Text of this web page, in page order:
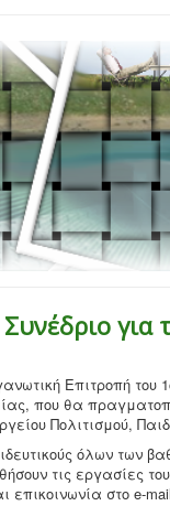
Επιτροπή
που θα
Πολιτισμού,
όλων των
τις εργασίες
επικοινωνία στο e-